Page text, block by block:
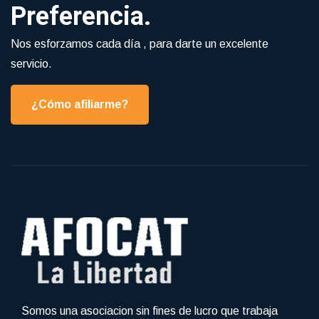
Preferencia.
Nos esforzamos cada día , para darte un excelente
servicio.
¿Cómo afiliarme?
Somos una asociacion sin fines de lucro que trabaja